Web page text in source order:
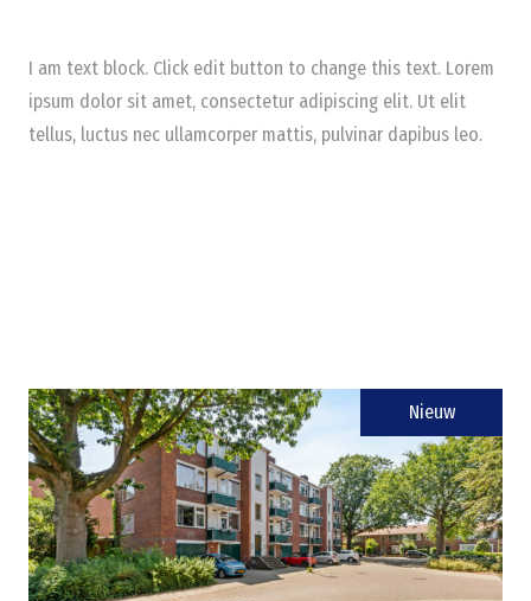
I am text block. Click edit button to change this text. Lorem
ipsum dolor sit amet, consectetur adipiscing elit. Ut elit
tellus, luctus nec ullamcorper mattis, pulvinar dapibus leo.
Nieuw